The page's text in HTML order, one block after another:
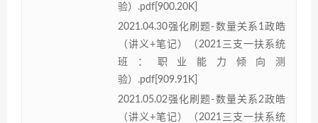
验）.pdf[900.20K]
2021.04.30强化刷题-数量关系1政皓
（讲义+笔记）（2021三支一扶系统
班：职业能力倾向测
验）.pdf[909.91K]
2021.05.02强化刷题-数量关系2政皓
（讲义+笔记）（2021三支一扶系统